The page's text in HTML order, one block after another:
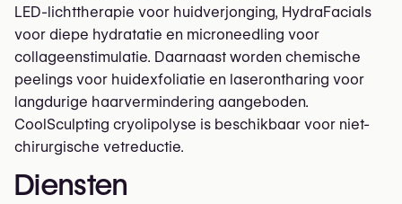
LED-lichttherapie voor huidverjonging, HydraFacials
voor diepe hydratatie en microneedling voor
collageenstimulatie. Daarnaast worden chemische
peelings voor huidexfoliatie en laserontharing voor
langdurige haarvermindering aangeboden.
CoolSculpting cryolipolyse is beschikbaar voor niet-
chirurgische vetreductie.
Diensten